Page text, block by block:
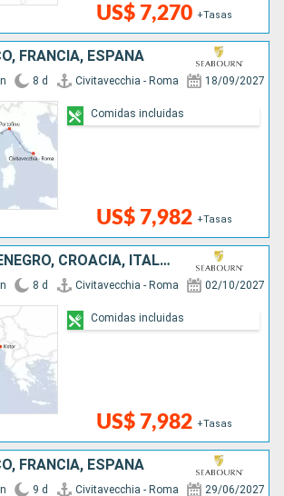
US$ 7,270 +Tasas
FRANCIA, ESPAÑA
8 d Civitavecchia - Roma 18/09/2027
US$ 7,982 +Tasas
Comidas incluidas
MALTA, MONTENEGRO, CROACIA, ITALIA
8 d Civitavecchia - Roma 02/10/2027
US$ 7,982 +Tasas
Comidas incluidas
FRANCIA, ESPAÑA
9 d Civitavecchia - Roma 29/06/2027